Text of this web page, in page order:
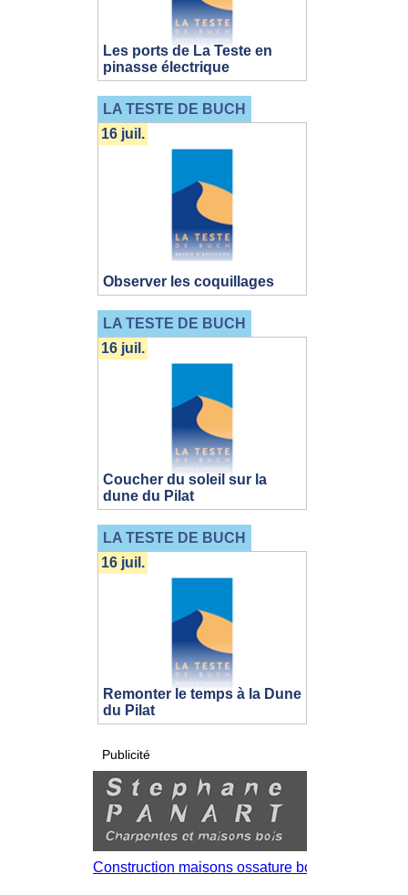
Les ports de La Teste en
pinasse électrique
LA TESTE DE BUCH
Observer les coquillages
16 juil.
LA TESTE DE BUCH
Coucher du soleil sur la
dune du Pilat
16 juil.
LA TESTE DE BUCH
Remonter le temps à la Dune
du Pilat
16 juil.
Publicité